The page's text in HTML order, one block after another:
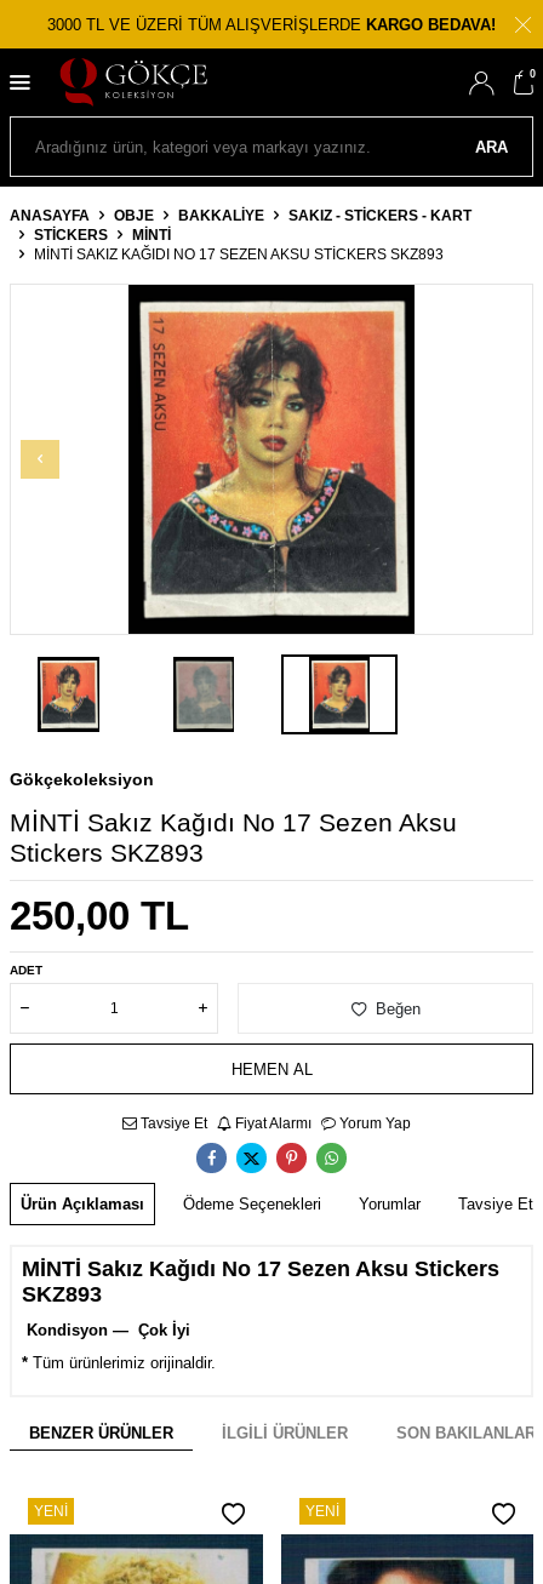
3000 TL VE ÜZERİ TÜM ALIŞVERİŞLERDE KARGO BEDAVA!
ARA
0
ANASAYFA OBJE BAKKALIYE
SAKIZ - STICKERS - KART
STICKERS
MINTI
MİNTİ SAKIZ KAĞIDI NO 17 SEZEN AKSU STICKERS SKZ893
Gökçekoleksiyon
MİNTİ Sakız Kağıdı No 17 Sezen Aksu
Stickers SKZ893
250,00 TL
ADET
Beğen
HEMEN AL
Tavsiye Et Fiyat Alarmı Yorum Yap
Ürün Açıklaması Ödeme Seçenekleri Yorumlar Tavsiye Et
MİNTİ Sakız Kağıdı No 17 Sezen Aksu Stickers
SKZ893
Kondisyon — Çok İyi
* Tüm ürünlerimiz orijinaldir.
BENZER ÜRÜNLER İLGILI ÜRÜNLER SON BAKILANLAR
YENI YENI